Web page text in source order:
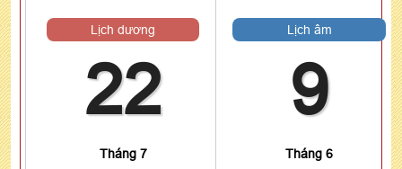
Lịch dương
22
Tháng 7
Lịch âm
9
Tháng 6